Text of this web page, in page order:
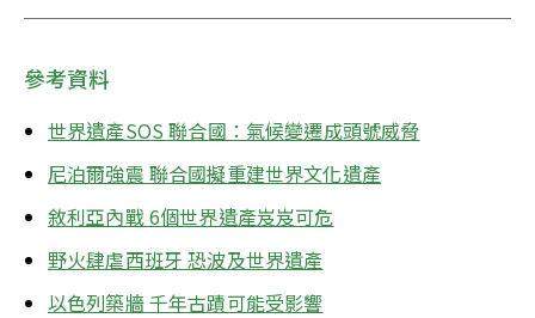
參考資料
世界遺產SOS 聯合國：氣候變遷成頭號威脅
尼泊爾強震 聯合國擬重建世界文化遺產
敘利亞內戰 6個世界遺產岌岌可危
野火肆虐西班牙 恐波及世界遺產
以色列築牆 千年古蹟可能受影響